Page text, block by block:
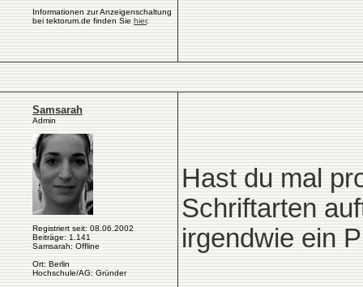
Informationen zur Anzeigenschaltung
bei tektorum.de finden Sie hier.
Samsarah
Admin
Registriert seit: 08.06.2002
Beiträge: 1.141
Samsarah: Offline
Ort: Berlin
Hochschule/AG: Gründer
Hast du mal
Schriftarten
irgendwie ein